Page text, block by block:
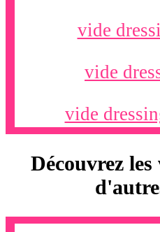
vide
vide
vide
Découvrez